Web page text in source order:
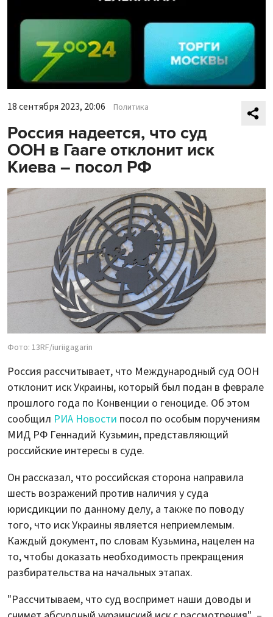
18 сентября 2023, 20:06 Политика
Россия надеется, что суд
ООН в Гааге отклонит иск
Киева – посол РФ
Фото: 13RF/iuriigagarin
Россия рассчитывает, что Международный суд ООН
отклонит иск Украины, который был подан в феврале
прошлого года по Конвенции о геноциде. Об этом
сообщил РИА Новости посол по особым поручениям
МИД РФ Геннадий Кузьмин, представляющий
российские интересы в суде.
Он рассказал, что российская сторона направила
шесть возражений против наличия у суда
юрисдикции по данному делу, а также по поводу
того, что иск Украины является неприемлемым.
Каждый документ, по словам Кузьмина, нацелен на
то, чтобы доказать необходимость прекращения
разбирательства на начальных этапах.
"Рассчитываем, что суд воспримет наши доводы и